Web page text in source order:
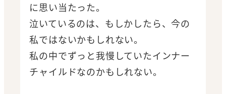
に思い当たった。
泣いているのは、もしかしたら、今の
私ではないかもしれない。
私の中でずっと我慢していたインナー
チャイルドなのかもしれない。